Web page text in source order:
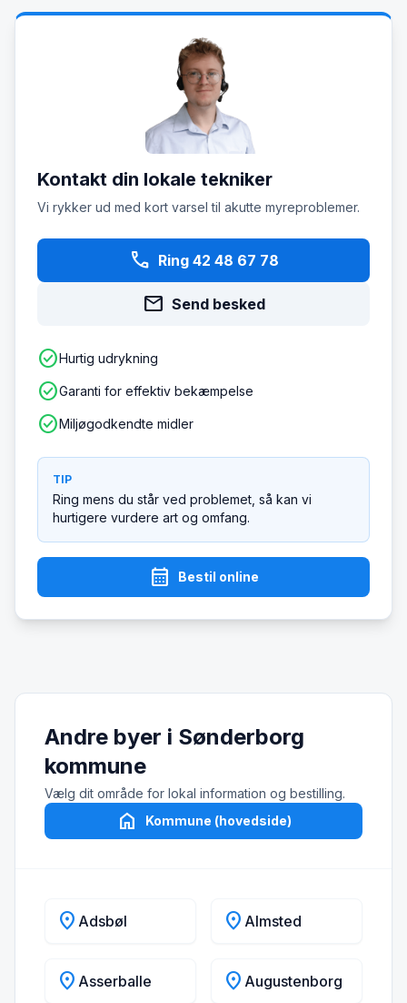
Kontakt din lokale tekniker
Vi rykker ud med kort varsel til akutte myreproblemer.
phone Ring 42 48 67 78
mail Send besked
check_circleHurtig udrykning
check_circleGaranti for effektiv bekæmpelse
check_circleMiljøgodkendte midler
TIP
Ring mens du står ved problemet, så kan vi
hurtigere vurdere art og omfang.
calendar_month Bestil online
Andre byer i Sønderborg
kommune
Vælg dit område for lokal information og bestilling.
home Kommune (hovedside)
location_on Adsbøl location_on Almsted
location_on Asserballe location_on Augustenborg